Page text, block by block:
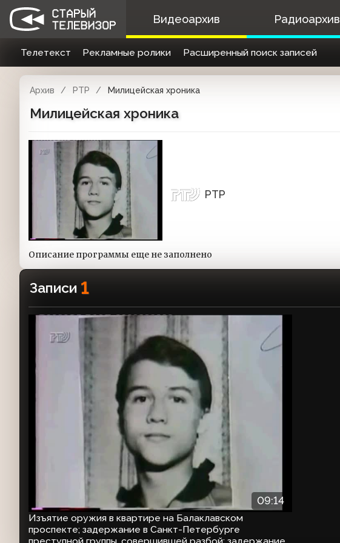
Видеоархив Радиоархив
Телетекст Рекламные ролики Расширенный поиск записей
Архив РТР Милицейская хроника
Милицейская хроника
РТР
Описание программы еще не заполнено
Записи 1
09:14
Изъятие оружия в квартире на Балаклавском
проспекте; задержание в Санкт-Петербурге